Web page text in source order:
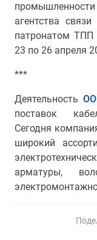
агентства
патронатом
23 по 26 апреля
***
Деятельность
поставок
Сегодня
широкий
арматуры,